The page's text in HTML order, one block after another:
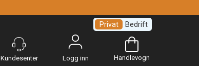
Logg inn
Privat Bedrift
Handlevogn